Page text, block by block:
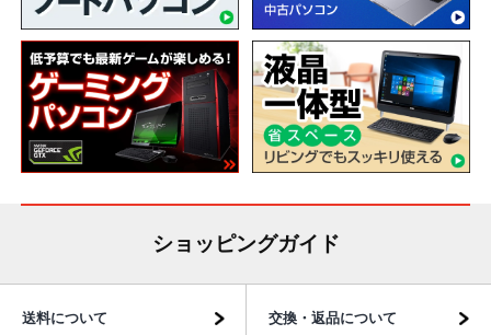
ショッピングガイド
送料について 交換・返品について